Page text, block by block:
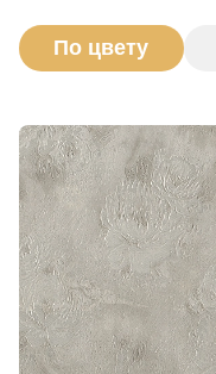
По цвету